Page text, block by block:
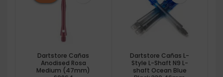
Dartstore Cañas
Anodised Rosa
Medium (47mm)
Dartstore Cañas L-
Style L-Shaft N9 L-
shaft Ocean Blue